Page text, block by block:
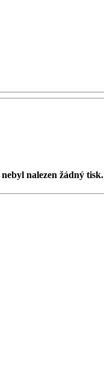
nebyl nalezen žádný tisk.